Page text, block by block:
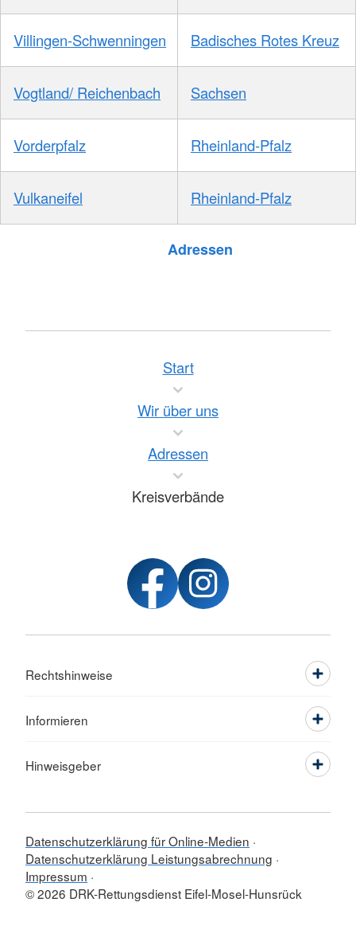
Villingen-Schwenningen Badisches Rotes Kreuz
Vogtland/ Reichenbach Sachsen
Vorderpfalz Rheinland-Pfalz
Vulkaneifel Rheinland-Pfalz
Adressen
Start
Wir über uns
Adressen
Kreisverbände
Rechtshinweise
Informieren
Hinweisgeber
Datenschutzerklärung für Online-Medien
Datenschutzerklärung Leistungsabrechnung
Impressum
© 2026 DRK-Rettungsdienst Eifel-Mosel-Hunsrück